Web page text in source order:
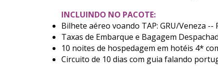
INCLUINDO NO PACOTE:
Bilhete aéreo voando TAP: GRU/Veneza --
Taxas de Embarque e Bagagem
10 noites de hospedagem em hotéis 4*
Circuito de 10 dias com guia falando